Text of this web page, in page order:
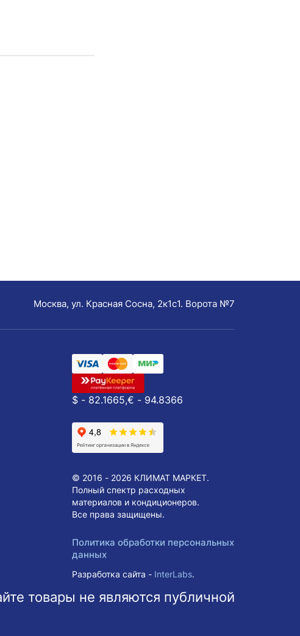
Москва, ул. Красная Сосна, 2к1с1. Ворота №7
$ - 82.1665,€ - 94.8366
© 2016 - 2026 КЛИМАТ МАРКЕТ.
Полный спектр расходных
материалов и кондиционеров.
Все права защищены.
Политика обработки персональных
данных
Разработка сайта - InterLabs.
товары не являются публичной